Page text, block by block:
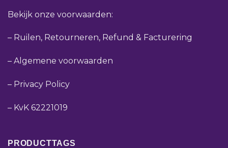
Bekijk onze voorwaarden:
– Ruilen, Retourneren, Refund & Facturering
– Algemene voorwaarden
– Privacy Policy
– KvK 62221019
PRODUCTTAGS